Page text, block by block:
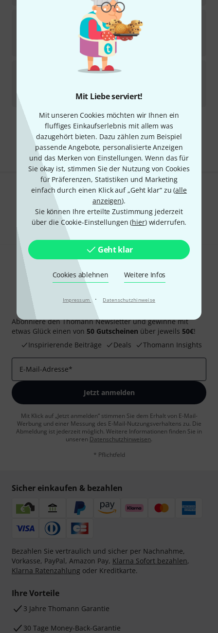
Mit Liebe serviert!
Mit unseren Cookies möchten wir Ihnen ein
fluffiges Einkaufserlebnis mit allem was
dazugehört bieten. Dazu zählen zum Beispiel
passende Angebote, personalisierte Anzeigen
und das Merken von Einstellungen. Wenn das für
Sie okay ist, stimmen Sie der Nutzung von Cookies
für Präferenzen, Statistiken und Marketing
einfach durch einen Klick auf „Geht klar“ zu (alle
anzeigen).
Sie können Ihre erteilte Zustimmung jederzeit
über die Cookie-Einstellungen (hier) widerrufen.
Geht klar
Cookies ablehnen Weitere Infos
Impressum · Datenschutzhinweise
Tiptop Audio Dual Mantis Brackets B-Stock
Sofort lieferbar
Tiptop AudioMantis Travel Bag B-Stock
Kostenloser Versand ab 29 €
Alle Preise inkl. MwSt.
Gefällt Ihnen, was Sie sehen?
Teilen Hilfe & Feedback
Thomann Newsletter
Abonniere den Thomann Newsletter und gewinne mit
etwas Glück einen von 50 Gutscheinen über jeweils 50€!
Inspirierende Beiträge
Deals Thomann Insights
E-Mail-Adresse*
Jetzt anmelden
Mit Klick auf „Jetzt anmelden“ stimmen Sie dem Erhalt von E-Mail-
Werbung und einer Messung des E-Mail-Nutzungsverhaltens zu. Die
Abmeldung ist jederzeit möglich. Weitere Informationen finden Sie in
unseren Datenschutzhinweisen.
* Pflichtfeld
Sicher einkaufen & bezahlen
Bezahlen Sie vertraulich und sicher per Nachnahme,
Vorkasse, PayPal, Amazon Pay, Klarna Sofort bezahlen,
Klarna Ratenzahlung oder Kreditkarte.
Ihre Vorteile
3 Jahre Thomann Garantie
30 Tage Money-Back-Garantie